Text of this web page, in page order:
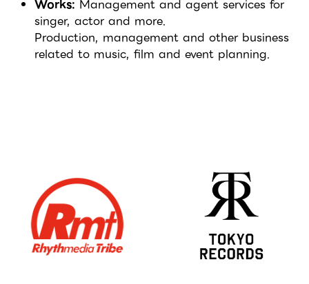
Works: Management and agent services for
singer, actor and more.
Production, management and other business
related to music, film and event planning.